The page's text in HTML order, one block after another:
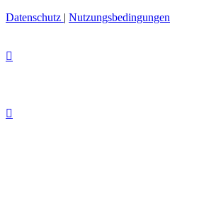
Datenschutz | Nutzungsbedingungen